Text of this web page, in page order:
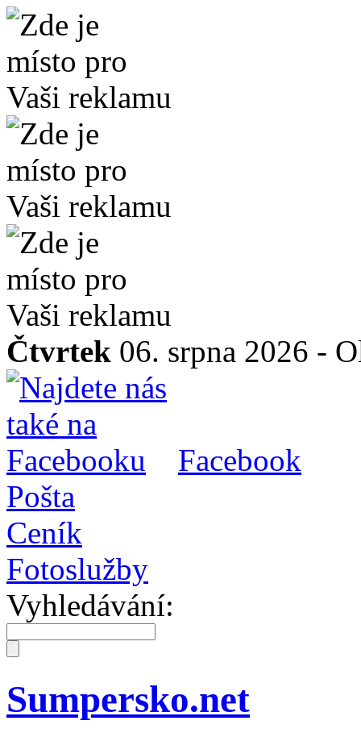
Čtvrtek 06. srpna 2026 -
Facebook
Pošta
Ceník
Fotoslužby
Vyhledávání:
Sumpersko.net